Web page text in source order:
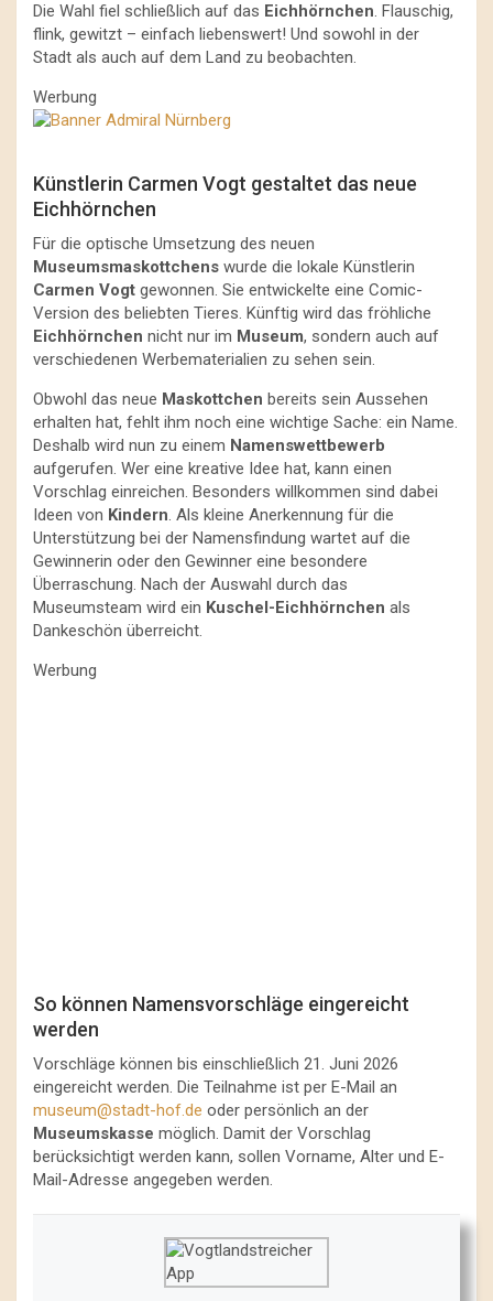
Die Wahl fiel schließlich auf das Eichhörnchen. Flauschig,
flink, gewitzt – einfach liebenswert! Und sowohl in der
Stadt als auch auf dem Land zu beobachten.
Werbung
Künstlerin Carmen Vogt gestaltet das neue
Eichhörnchen
Für die optische Umsetzung des neuen
Museumsmaskottchens wurde die lokale Künstlerin
Carmen Vogt gewonnen. Sie entwickelte eine Comic-
Version des beliebten Tieres. Künftig wird das fröhliche
Eichhörnchen nicht nur im Museum, sondern auch auf
verschiedenen Werbematerialien zu sehen sein.
Obwohl das neue Maskottchen bereits sein Aussehen
erhalten hat, fehlt ihm noch eine wichtige Sache: ein Name.
Deshalb wird nun zu einem Namenswettbewerb
aufgerufen. Wer eine kreative Idee hat, kann einen
Vorschlag einreichen. Besonders willkommen sind dabei
Ideen von Kindern. Als kleine Anerkennung für die
Unterstützung bei der Namensfindung wartet auf die
Gewinnerin oder den Gewinner eine besondere
Überraschung. Nach der Auswahl durch das
Museumsteam wird ein Kuschel-Eichhörnchen als
Dankeschön überreicht.
Werbung
So können Namensvorschläge eingereicht
werden
Vorschläge können bis einschließlich 21. Juni 2026
eingereicht werden. Die Teilnahme ist per E-Mail an
museum@stadt-hof.de oder persönlich an der
Museumskasse möglich. Damit der Vorschlag
berücksichtigt werden kann, sollen Vorname, Alter und E-
Mail-Adresse angegeben werden.